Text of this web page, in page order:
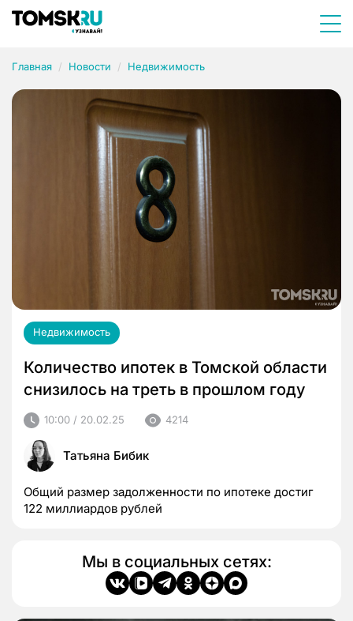
Главная Новости Недвижимость
Недвижимость
Количество ипотек в Томской области
снизилось на треть в прошлом году
10:00 / 20.02.25 4214
Татьяна Бибик
Общий размер задолженности по ипотеке достиг
122 миллиардов рублей
Мы в социальных сетях: